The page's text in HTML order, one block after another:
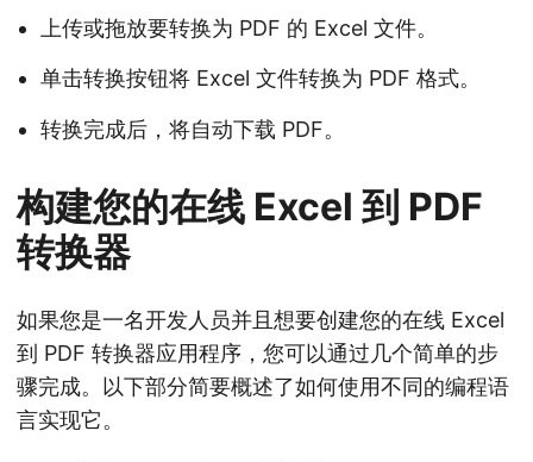
上传或拖放要转换为 PDF 的 Excel 文件。
单击转换按钮将 Excel 文件转换为 PDF 格式。
转换完成后，将自动下载 PDF。
构建您的在线 Excel 到 PDF
转换器
如果您是一名开发人员并且想要创建您的在线 Excel
到 PDF 转换器应用程序，您可以通过几个简单的步
骤完成。以下部分简要概述了如何使用不同的编程语
言实现它。